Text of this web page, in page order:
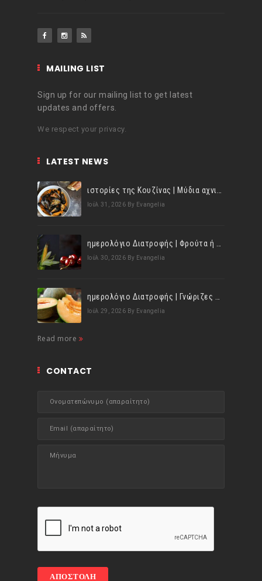
MAILING LIST
Sign up for our mailing list to get latest
updates and offers.
We respect your privacy.
LATEST NEWS
Ιούλ 31, 2026 By Evangelia
Ιούλ 30, 2026 By Evangelia
Ιούλ 29, 2026 By Evangelia
Read more
CONTACT